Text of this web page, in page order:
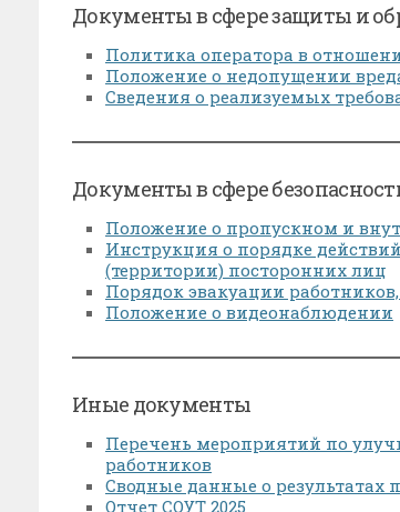
Документы в сфере защиты и
Политика оператора в
Положение о недопущении
Сведения о реализуемых
Документы в сфере
Положение о пропускном и
Инструкция о порядке
(территории) посторонних лиц
Порядок эвакуации
Положение о видеонаблюдении
Иные документы
Перечень мероприятий по
работников
Сводные данные о результатах
Отчет СОУТ 2025